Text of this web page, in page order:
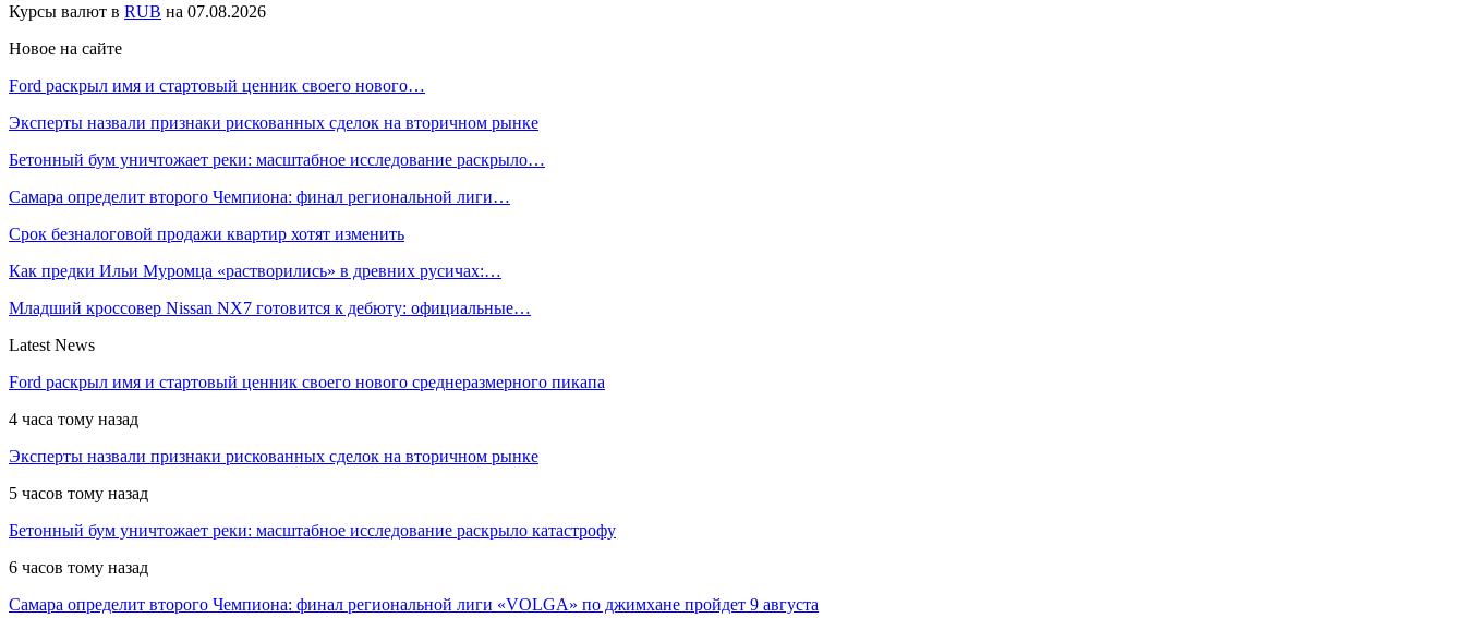
Курсы валют в RUB на 07.08.2026
Новое на сайте
Ford раскрыл имя и стартовый ценник своего нового…
Эксперты назвали признаки рискованных сделок на вторичном рынке
Бетонный бум уничтожает реки: масштабное исследование раскрыло…
Самара определит второго Чемпиона: финал региональной лиги…
Срок безналоговой продажи квартир хотят изменить
Как предки Ильи Муромца «растворились» в древних русичах:…
Младший кроссовер Nissan NX7 готовится к дебюту: официальные…
Latest News
Ford раскрыл имя и стартовый ценник своего нового среднеразмерного пикапа
4 часа тому назад
Эксперты назвали признаки рискованных сделок на вторичном рынке
5 часов тому назад
Бетонный бум уничтожает реки: масштабное исследование раскрыло катастрофу
6 часов тому назад
Самара определит второго Чемпиона: финал региональной лиги «VOLGA» по джимхане пройдет 9 августа